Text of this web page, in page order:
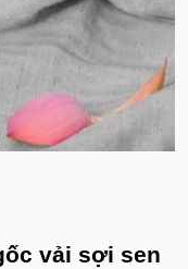
vải sợi sen